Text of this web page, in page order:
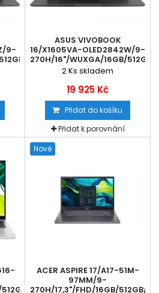
9-
INTEL...
ASUS VIVOBOOK
16/X1605VA-OLED2842W/9-
270H/16"/WUXGA/16GB/512GB/
2Ks skladem
19 925 Kč
Přidat do košíku
Přidat k porovnání
INTEL...
Nové
ACER ASPIRE 17/A17-51M-
97MM/9-
270H/17,3"/FHD/16GB/512GB/